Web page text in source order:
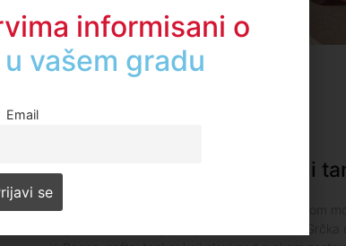
Grčka zaplenila ruski naftni
Grčka je zaplenila ruski naftni tanker u Egejskom
informisani o
u regionu
Email